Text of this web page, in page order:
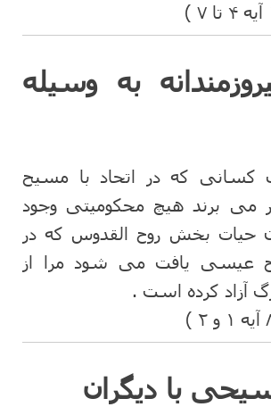
به وسیله
کسانی که در اتحاد با مسیح
برند هیچ محکومیتی وجود
حیات بخش روح القدوس که در
عیسی یافت می شود مرا از
آزاد کرده است .
با دیگران